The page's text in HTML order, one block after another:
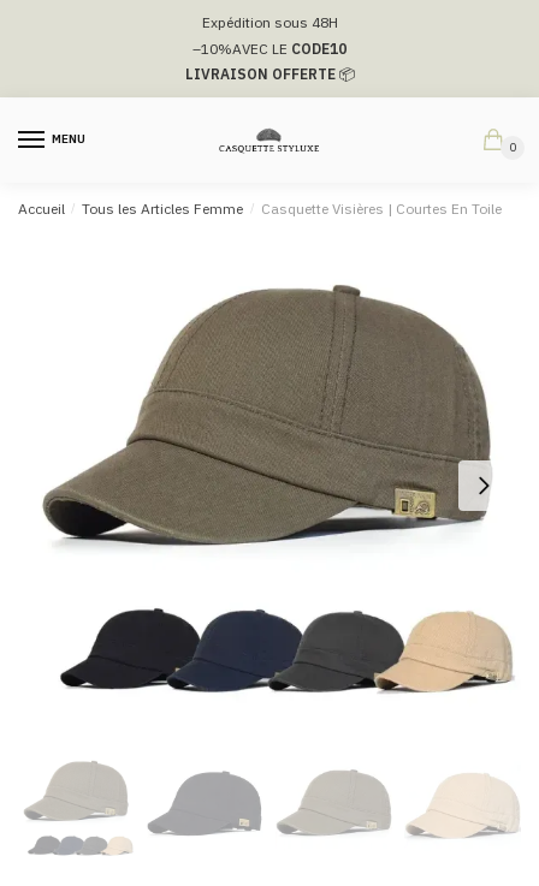
navigation
Expédition sous 48H
–10%AVEC LE CODE10
LIVRAISON OFFERTE📦
MENU
0
Accueil / Tous les Articles Femme / Casquette Visières | Courtes En Toile